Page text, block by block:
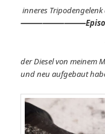
inneres
⸻⸻⸻
der Diesel von meinem
und neu aufgebaut